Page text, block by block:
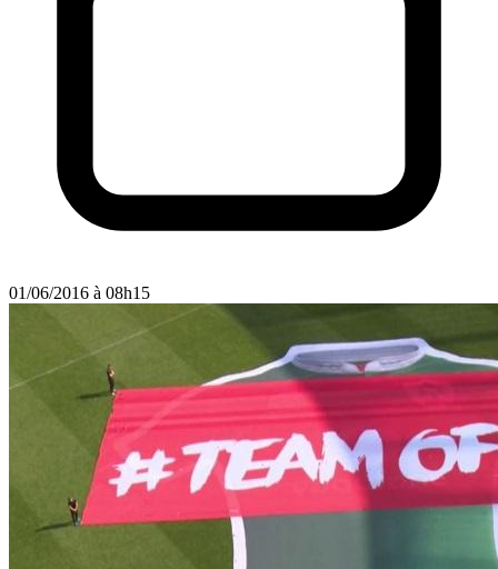
01/06/2016 à 08h15